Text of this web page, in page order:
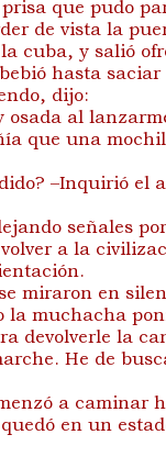
que pudo
de vista la
cuba, y salió
hasta saciar
dijo:
al
que una
–Inquirió el
señales
a la
miraron en
muchacha
devolverle la
He de
a caminar
en un